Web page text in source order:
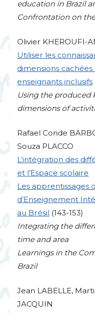
education in Brazil
Confrontation on
Olivier KHEROUFI-
Utiliser les
dimensions
enseignants inclusifs
Using the produced
dimensions of
Rafael Conde
Souza PLACCO
L’intégration des
et l’Espace scolaire
Les apprentissages
d’Enseignement
au Brésil (143-153)
Integrating the
time and area
Learnings in the
Brazil
Jean LABELLE,
JACQUIN